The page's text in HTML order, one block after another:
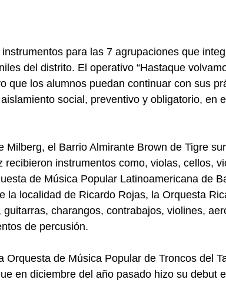
para las 7 agrupaciones que
del distrito. El operativo “Hastaque
que los alumnos puedan continuar con sus
social, preventivo y obligatorio, en el
Milberg, el Barrio Almirante Brown de Tigre
recibieron instrumentos como, violas, cellos,
de Música Popular Latinoamericana de
la localidad de Ricardo Rojas, la Orquesta
charangos, contrabajos, violines,
de percusión.
de Música Popular de Troncos del
en diciembre del año pasado hizo su debut